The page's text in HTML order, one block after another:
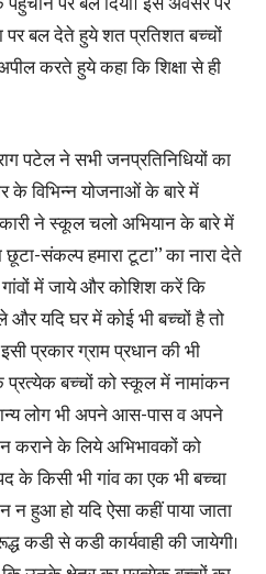
पर बल देते हुये शत प्रतिशत बच्चों
करते हुये कहा कि शिक्षा से ही
पटेल ने सभी जनप्रतिनिधियों का
के विभिन्न योजनाओं के बारे में
ने स्कूल चलो अभियान के बारे में
संकल्प हमारा टूटा’’ का नारा देते
में जाये और कोशिश करें कि
यदि घर में कोई भी बच्चों है तो
प्रकार ग्राम प्रधान की भी
प्रत्येक बच्चों को स्कूल में नामांकन
लोग भी अपने आस-पास व अपने
कराने के लिये अभिभावकों को
के किसी भी गांव का एक भी बच्चा
न हुआ हो यदि ऐसा कहीं पाया जाता
कडी से कडी कार्यवाही की जायेगी।